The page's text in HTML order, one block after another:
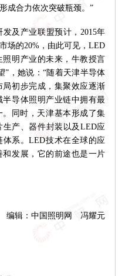
成合力依次突破瓶颈。”
及产业联盟预计，2015年
场的20%，由此可见，LED
明产业的未来，牛教授言
”，她说：“随着天津半导体
初步完成，集聚效应逐渐
导体照明产业链中拥有最
同时，天津基本形成了集
产、器件封装以及LED应
系。LED技术在全球的应
发展，它的前途也是一片
编辑：中国照明网 冯耀元